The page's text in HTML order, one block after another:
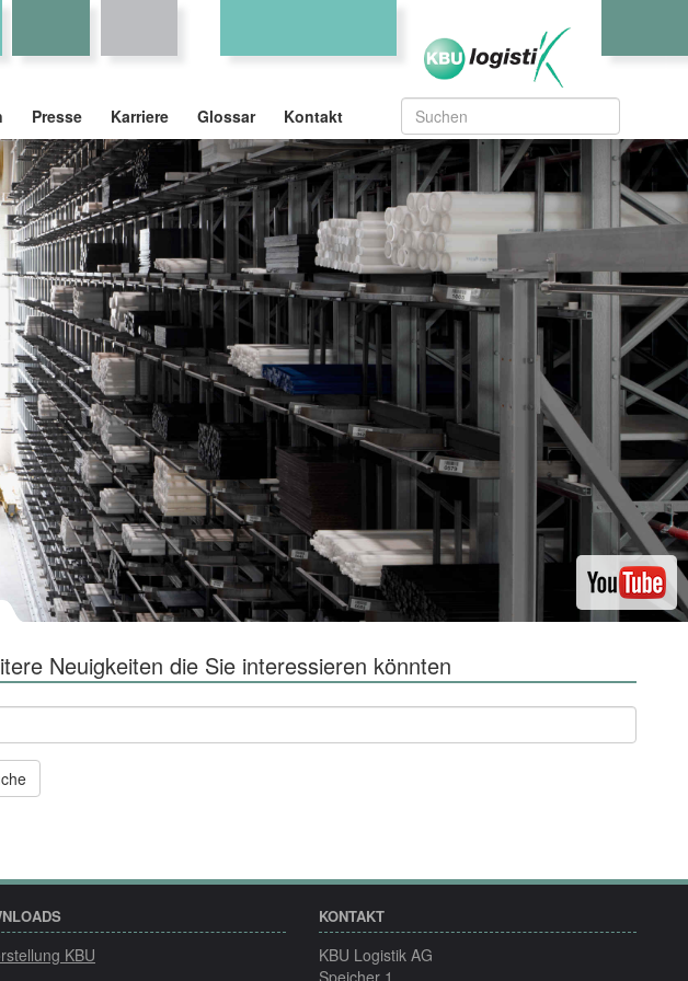
Presse Karriere Glossar Kontakt
Neuigkeiten die Sie interessieren könnten
KBU
KONTAKT
KBU Logistik AG
Speicher 1